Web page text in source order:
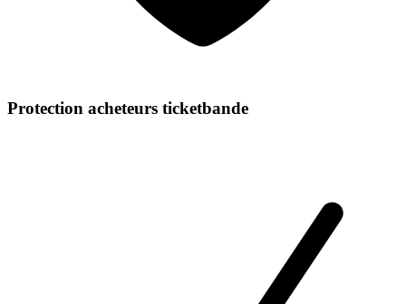
Protection acheteurs ticketbande